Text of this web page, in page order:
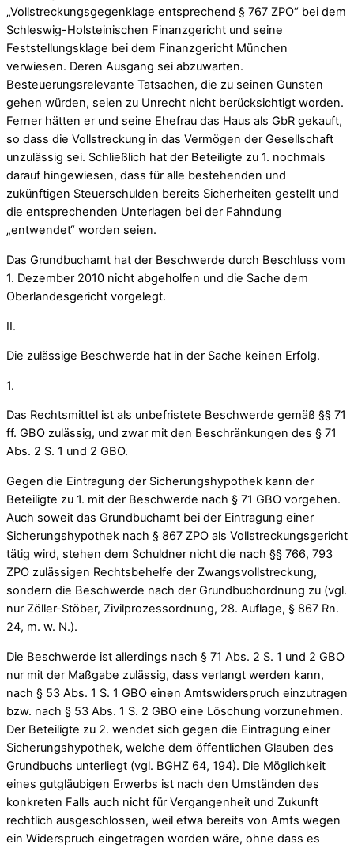
„Vollstreckungsgegenklage entsprechend § 767 ZPO“ bei dem
Schleswig-Holsteinischen Finanzgericht und seine
Feststellungsklage bei dem Finanzgericht München
verwiesen. Deren Ausgang sei abzuwarten.
Besteuerungsrelevante Tatsachen, die zu seinen Gunsten
gehen würden, seien zu Unrecht nicht berücksichtigt worden.
Ferner hätten er und seine Ehefrau das Haus als GbR gekauft,
so dass die Vollstreckung in das Vermögen der Gesellschaft
unzulässig sei. Schließlich hat der Beteiligte zu 1. nochmals
darauf hingewiesen, dass für alle bestehenden und
zukünftigen Steuerschulden bereits Sicherheiten gestellt und
die entsprechenden Unterlagen bei der Fahndung
„entwendet“ worden seien.
Das Grundbuchamt hat der Beschwerde durch Beschluss vom
1. Dezember 2010 nicht abgeholfen und die Sache dem
Oberlandesgericht vorgelegt.
II.
Die zulässige Beschwerde hat in der Sache keinen Erfolg.
1.
Das Rechtsmittel ist als unbefristete Beschwerde gemäß §§ 71
ff. GBO zulässig, und zwar mit den Beschränkungen des § 71
Abs. 2 S. 1 und 2 GBO.
Gegen die Eintragung der Sicherungshypothek kann der
Beteiligte zu 1. mit der Beschwerde nach § 71 GBO vorgehen.
Auch soweit das Grundbuchamt bei der Eintragung einer
Sicherungshypothek nach § 867 ZPO als Vollstreckungsgericht
tätig wird, stehen dem Schuldner nicht die nach §§ 766, 793
ZPO zulässigen Rechtsbehelfe der Zwangsvollstreckung,
sondern die Beschwerde nach der Grundbuchordnung zu (vgl.
nur Zöller-Stöber, Zivilprozessordnung, 28. Auflage, § 867 Rn.
24, m. w. N.).
Die Beschwerde ist allerdings nach § 71 Abs. 2 S. 1 und 2 GBO
nur mit der Maßgabe zulässig, dass verlangt werden kann,
nach § 53 Abs. 1 S. 1 GBO einen Amtswiderspruch einzutragen
bzw. nach § 53 Abs. 1 S. 2 GBO eine Löschung vorzunehmen.
Der Beteiligte zu 2. wendet sich gegen die Eintragung einer
Sicherungshypothek, welche dem öffentlichen Glauben des
Grundbuchs unterliegt (vgl. BGHZ 64, 194). Die Möglichkeit
eines gutgläubigen Erwerbs ist nach den Umständen des
konkreten Falls auch nicht für Vergangenheit und Zukunft
rechtlich ausgeschlossen, weil etwa bereits von Amts wegen
ein Widerspruch eingetragen worden wäre, ohne dass es